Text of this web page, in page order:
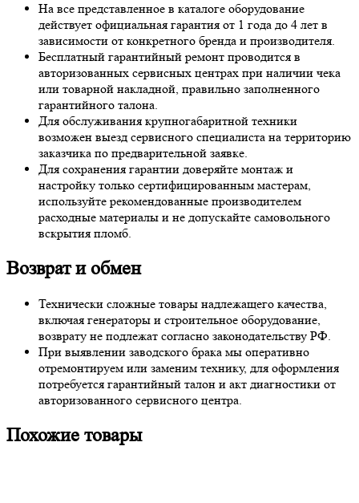
На все представленное в каталоге оборудование
действует официальная гарантия от 1 года до 4 лет в
зависимости от конкретного бренда и производителя.
Бесплатный гарантийный ремонт проводится в
авторизованных сервисных центрах при наличии чека
или товарной накладной, правильно заполненного
гарантийного талона.
Для обслуживания крупногабаритной техники
возможен выезд сервисного специалиста на территорию
заказчика по предварительной заявке.
Для сохранения гарантии доверяйте монтаж и
настройку только сертифицированным мастерам,
используйте рекомендованные производителем
расходные материалы и не допускайте самовольного
вскрытия пломб.
Возврат и обмен
Технически сложные товары надлежащего качества,
включая генераторы и строительное оборудование,
возврату не подлежат согласно законодательству РФ.
При выявлении заводского брака мы оперативно
отремонтируем или заменим технику, для оформления
потребуется гарантийный талон и акт диагностики от
авторизованного сервисного центра.
Похожие товары